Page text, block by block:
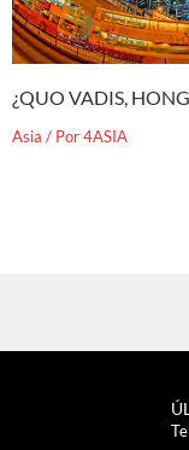
¿QUO VADIS,
Asia / Por4ASIA